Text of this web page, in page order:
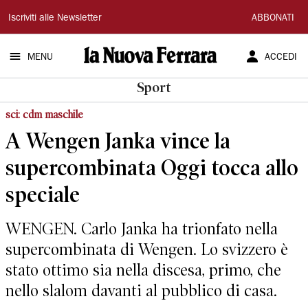
La
Nuova
Ferrara
Iscriviti alle Newsletter ABBONATI
MENU ACCEDI
Sport
sci: cdm maschile
A Wengen Janka vince la
supercombinata Oggi tocca allo
speciale
WENGEN. Carlo Janka ha trionfato nella
supercombinata di Wengen. Lo svizzero è
stato ottimo sia nella discesa, primo, che
nello slalom davanti al pubblico di casa.